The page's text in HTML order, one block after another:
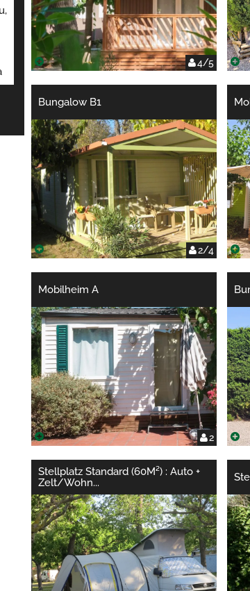
4/5
2/4
Bungalow B1
2
Mobilheim A
Stellplatz Standard (60M²) : Auto +
Zelt/Wohn...